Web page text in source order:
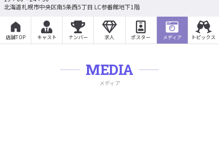
北海道札幌市中央区南5条西5丁目 LC参番館地下1階
店舗TOP キャスト ナンバー 求人 ポスター メディア トピックス
MEDIA
メディア